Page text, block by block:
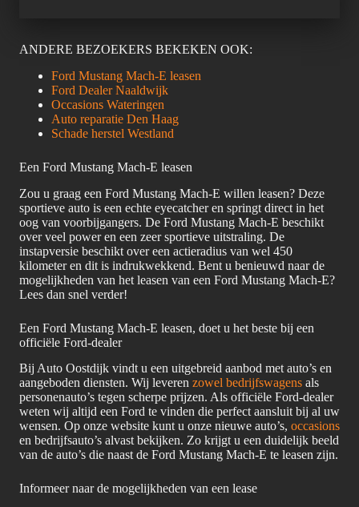
ANDERE BEZOEKERS BEKEKEN OOK:
Ford Mustang Mach-E leasen
Ford Dealer Naaldwijk
Occasions Wateringen
Auto reparatie Den Haag
Schade herstel Westland
Een Ford Mustang Mach-E leasen
Zou u graag een Ford Mustang Mach-E willen leasen? Deze
sportieve auto is een echte eyecatcher en springt direct in het
oog van voorbijgangers. De Ford Mustang Mach-E beschikt
over veel power en een zeer sportieve uitstraling. De
instapversie beschikt over een actieradius van wel 450
kilometer en dit is indrukwekkend. Bent u benieuwd naar de
mogelijkheden van het leasen van een Ford Mustang Mach-E?
Lees dan snel verder!
Een Ford Mustang Mach-E leasen, doet u het beste bij een
officiële Ford-dealer
Bij Auto Oostdijk vindt u een uitgebreid aanbod met auto’s en
aangeboden diensten. Wij leveren zowel bedrijfswagens als
personenauto’s tegen scherpe prijzen. Als officiële Ford-dealer
weten wij altijd een Ford te vinden die perfect aansluit bij al uw
wensen. Op onze website kunt u onze nieuwe auto’s, occasions
en bedrijfsauto’s alvast bekijken. Zo krijgt u een duidelijk beeld
van de auto’s die naast de Ford Mustang Mach-E te leasen zijn.
Informeer naar de mogelijkheden van een lease